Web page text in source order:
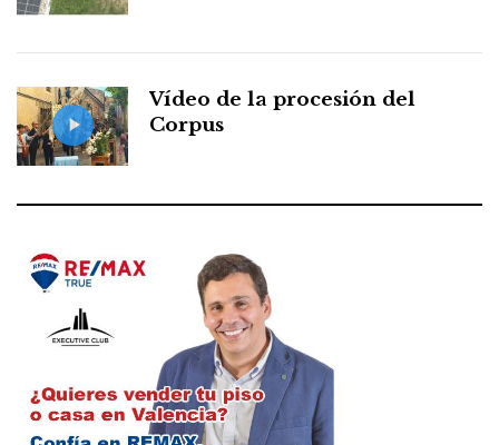
Vídeo de la procesión del
Corpus